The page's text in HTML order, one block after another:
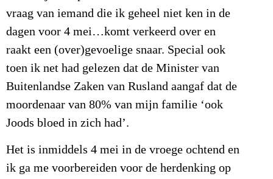
vraag van iemand die ik geheel niet ken in de
dagen voor 4 mei…komt verkeerd over en
raakt een (over)gevoelige snaar. Special ook
toen ik net had gelezen dat de Minister van
Buitenlandse Zaken van Rusland aangaf dat de
moordenaar van 80% van mijn familie ‘ook
Joods bloed in zich had’.
Het is inmiddels 4 mei in de vroege ochtend en
ik ga me voorbereiden voor de herdenking op